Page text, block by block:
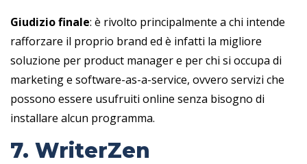
Giudizio finale: è rivolto principalmente a chi intende
rafforzare il proprio brand ed è infatti la migliore
soluzione per product manager e per chi si occupa di
marketing e software-as-a-service, ovvero servizi che
possono essere usufruiti online senza bisogno di
installare alcun programma.
7. WriterZen